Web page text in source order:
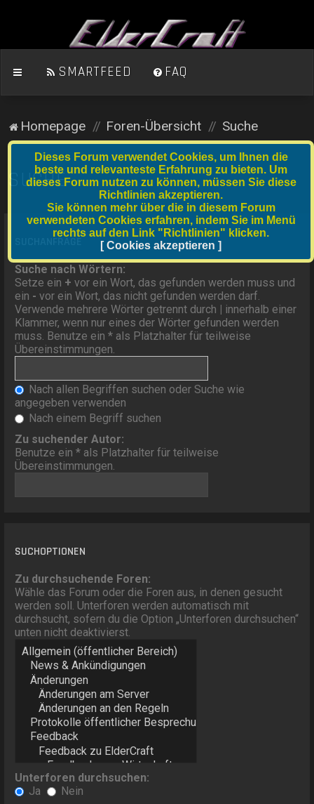
SMARTFEED FAQ
Homepage Foren-Übersicht Suche
SUCHE
Suche nach Wörtern:
Setze ein + vor ein Wort, das gefunden werden muss und
ein - vor ein Wort, das nicht gefunden werden darf.
Verwende mehrere Wörter getrennt durch
innerhalb einer
Klammer, wenn nur eines der Wörter gefunden werden
muss. Benutze ein * als Platzhalter für teilweise
Übereinstimmungen.
Nach allen Begriffen suchen oder Suche wie
angegeben verwenden
Nach einem Begriff suchen
Zu suchender Autor:
Benutze ein * als Platzhalter für teilweise
Übereinstimmungen.
SUCHOPTIONEN
Zu durchsuchende Foren:
Wähle das Forum oder die Foren aus, in denen gesucht
werden soll. Unterforen werden automatisch mit
durchsucht, sofern du die Option „Unterforen durchsuchen“
unten nicht deaktivierst.
Unterforen durchsuchen:
Ja
Nein
Dieses Forum verwendet Cookies, um Ihnen die
beste und relevanteste Erfahrung zu bieten. Um
dieses Forum nutzen zu können, müssen Sie diese
Richtlinien akzeptieren.
Sie können mehr über die in diesem Forum
verwendeten Cookies erfahren, indem Sie im Menü
rechts auf den Link "Richtlinien" klicken.
[ Cookies akzeptieren ]